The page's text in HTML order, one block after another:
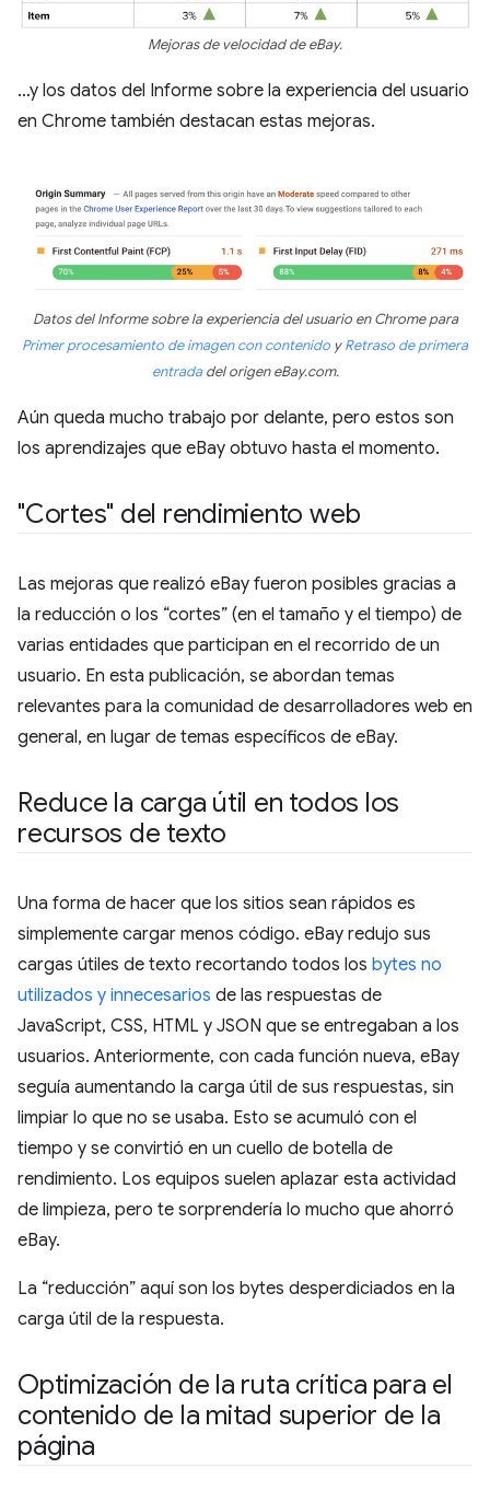
Mejoras de velocidad de eBay.
…y los datos del Informe sobre la experiencia del usuario
en Chrome también destacan estas mejoras.
Datos del Informe sobre la experiencia del usuario en Chrome para
Primer procesamiento de imagen con contenido yRetraso de primera
entradadel origen eBay.com.
Aún queda mucho trabajo por delante, pero estos son
los aprendizajes que eBay obtuvo hasta el momento.
"Cortes" del rendimiento web
Las mejoras que realizó eBay fueron posibles gracias a
la reducción o los “cortes” (en el tamaño y el tiempo) de
varias entidades que participan en el recorrido de un
usuario. En esta publicación, se abordan temas
relevantes para la comunidad de desarrolladores web en
general, en lugar de temas específicos de eBay.
Reduce la carga útil en todos los
recursos de texto
Una forma de hacer que los sitios sean rápidos es
simplemente cargar menos código. eBay redujo sus
cargas útiles de texto recortando todos los bytes no
utilizados y innecesarios de las respuestas de
JavaScript, CSS, HTML y JSON que se entregaban a los
usuarios. Anteriormente, con cada función nueva, eBay
seguía aumentando la carga útil de sus respuestas, sin
limpiar lo que no se usaba. Esto se acumuló con el
tiempo y se convirtió en un cuello de botella de
rendimiento. Los equipos suelen aplazar esta actividad
de limpieza, pero te sorprendería lo mucho que ahorró
eBay.
La “reducción” aquí son los bytes desperdiciados en la
carga útil de la respuesta.
Optimización de la ruta crítica para el
contenido de la mitad superior de la
página